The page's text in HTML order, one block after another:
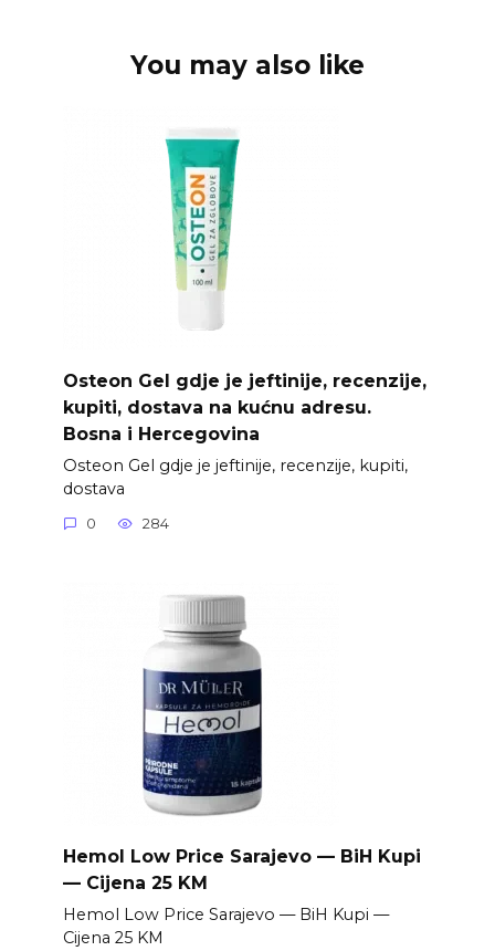
You may also like
Osteon Gel gdje je jeftinije, recenzije,
kupiti, dostava na kućnu adresu.
Bosna i Hercegovina
Osteon Gel gdje je jeftinije, recenzije, kupiti,
dostava
0 284
Hemol Low Price Sarajevo — BiH Kupi
— Cijena 25 KM
Hemol Low Price Sarajevo — BiH Kupi —
Cijena 25 KM